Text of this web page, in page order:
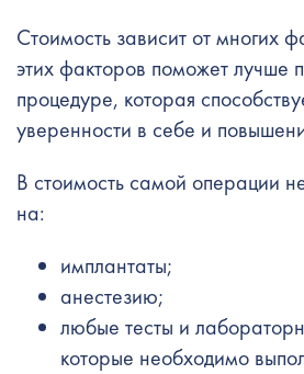
Стоимость зависит от многих
этих факторов поможет лучше
процедуре, которая
уверенности в себе и
В стоимость самой операции
на:
имплантаты;
анестезию;
любые тесты и
которые необходимо